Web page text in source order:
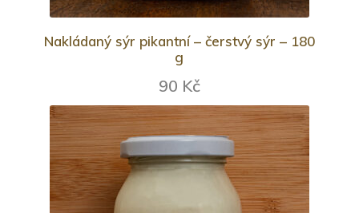
Nakládaný sýr pikantní – čerstvý sýr – 180
g
90 Kč